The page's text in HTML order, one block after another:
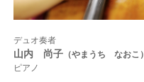
デュオ奏者
山内 尚子（やまうち なおこ）
ピアノ